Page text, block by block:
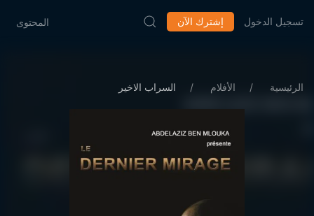
المحتوى إشترك الآن تسجيل الدخول
الرئيسية الأفلام السراب الاخير